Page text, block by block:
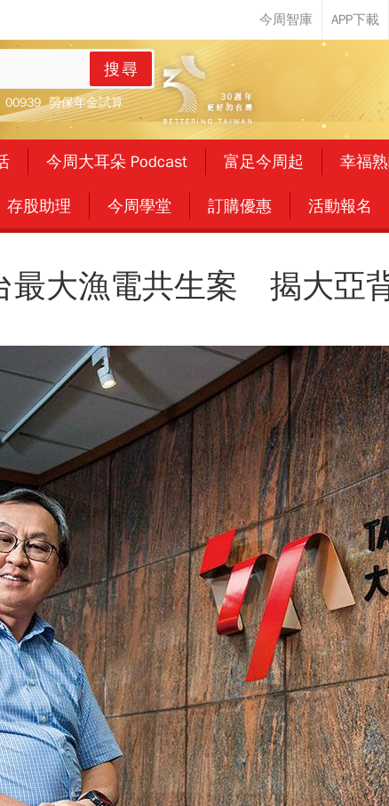
搜尋
00939 勞保年金試算
今周大耳朵 Podcast 富足今周起 幸福
存股助理 今周學堂 訂購優惠 活動報名
最大漁電共生案 揭大亞